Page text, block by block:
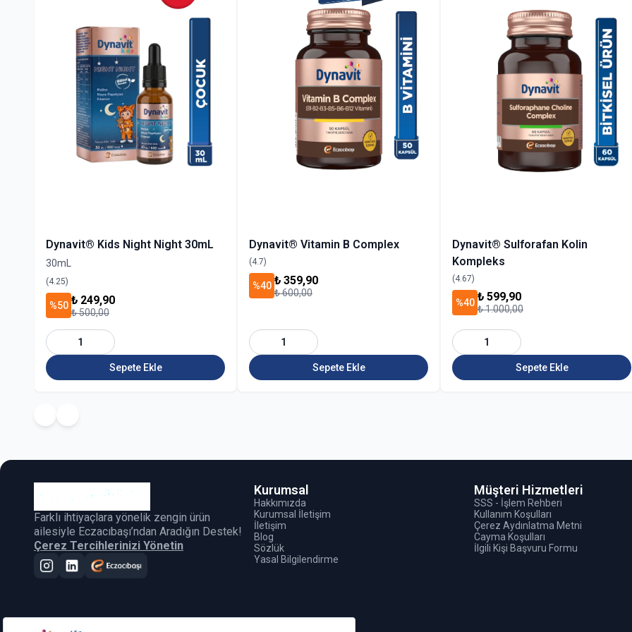
Dynavit® Kids Night Night 30mL
30mL
(4.25)
%50 ₺ 249,90
₺ 500,00
1
Sepete Ekle
Dynavit® Vitamin B Complex
(4.7)
%40 ₺ 359,90
₺ 600,00
1
Sepete Ekle
Dynavit® Sulforafan Kolin
Kompleks
(4.67)
%40 ₺ 599,90
₺ 1.000,00
1
Sepete Ekle
Farklı ihtiyaçlara yönelik zengin ürün
ailesiyle Eczacıbaşı’ndan Aradığın Destek!
Çerez Tercihlerinizi Yönetin
Kurumsal
Hakkımızda
Kurumsal İletişim
İletişim
Blog
Sözlük
Yasal Bilgilendirme
Müşteri Hizmetleri
SSS - İşlem Rehberi
Kullanım Koşulları
Çerez Aydınlatma Metni
Cayma Koşulları
İlgili Kişi Başvuru Formu